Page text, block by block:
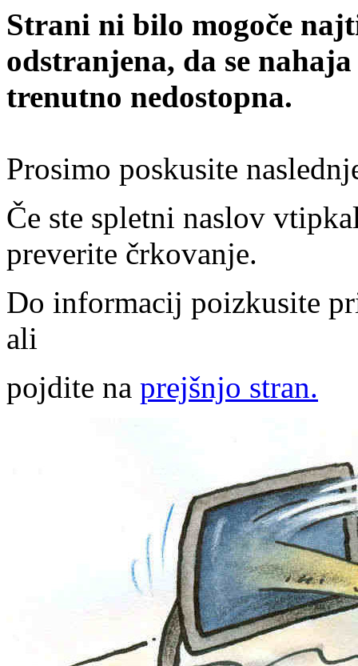
Strani ni bilo mogoče
odstranjena, da se
trenutno nedostopna.
Prosimo poskusite
Če ste spletni naslov
preverite črkovanje.
Do informacij poizkusite
ali
pojdite na prejšnjo stran.